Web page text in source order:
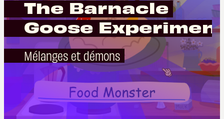
The Barnacle
Goose
Mélanges et démons